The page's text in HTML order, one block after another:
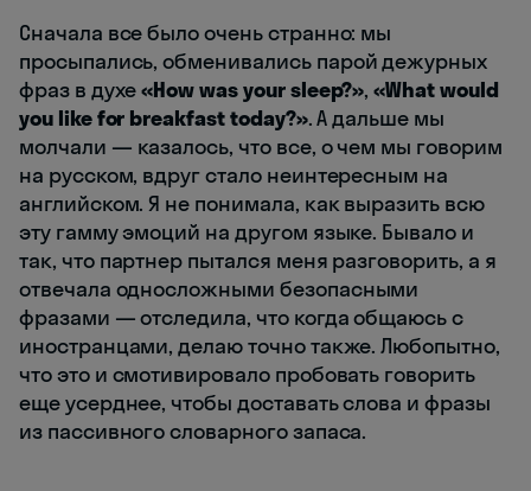
Сначала все было очень странно: мы
просыпались, обменивались парой дежурных
фраз в духе«How was your sleep?»,«What would
you like for breakfast today?». А дальше мы
молчали — казалось, что все, о чем мы говорим
на русском, вдруг стало неинтересным на
английском. Я не понимала, как выразить всю
эту гамму эмоций на другом языке. Бывало и
так, что партнер пытался меня разговорить, а я
отвечала односложными безопасными
фразами — отследила, что когда общаюсь с
иностранцами, делаю точно также. Любопытно,
что это и смотивировало пробовать говорить
еще усерднее, чтобы доставать слова и фразы
из пассивного словарного запаса.